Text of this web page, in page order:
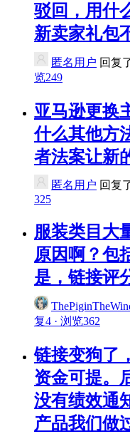
驳回，用什
新卖家礼包
匿名用户 回复
览249
亚马逊更换
什么其他方
者法案让新
匿名用户 回复
325
服装类目大
原因啊？包
是，链接评
复4 · 浏览362
链接变狗了
资金可提。
没有绩效通
产品我们做